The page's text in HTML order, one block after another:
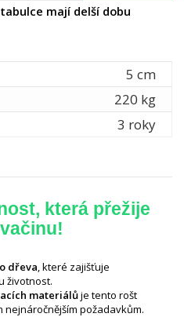
mají delší dobu
5 cm
220 kg
3 roky
která přežije
dřeva, které zajišťuje
životnost.
materiálůje tento rošt
nejnáročnějším požadavkům.